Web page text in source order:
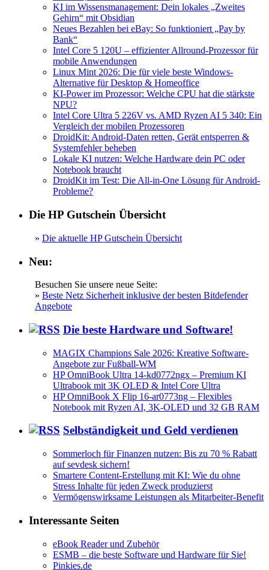
KI im Wissensmanagement: Dein lokales „Zweites
Gehirn“ mit Obsidian
Neues Bezahlen bei eBay: So funktioniert „Pay by
Bank“
Intel Core 5 120U – effizienter Allround-Prozessor für
mobile Anwendungen
Linux Mint 2026: Die für viele beste Windows-
Alternative für Desktop & Homeoffice
KI-Power im Prozessor: Welche CPU hat die stärkste
NPU?
Intel Core Ultra 5 226V vs. AMD Ryzen AI 5 340: Ein
Vergleich der mobilen Prozessoren
DroidKit: Android-Daten retten, Gerät entsperren &
Systemfehler beheben
Lokale KI nutzen: Welche Hardware dein PC oder
Notebook braucht
DroidKit im Test: Die All-in-One Lösung für Android-
Probleme?
Die HP Gutschein Übersicht
» Die aktuelle HP Gutschein Übersicht
Neu:
Besuchen Sie unsere neue Seite:
» Beste Netz Sicherheit inklusive der besten Bitdefender
Angebote
Die beste Hardware und Software!
MAGIX Champions Sale 2026: Kreative Software-
Angebote zur Fußball-WM
HP OmniBook Ultra 14-kd0772ngx – Premium KI
Ultrabook mit 3K OLED & Intel Core Ultra
HP OmniBook X Flip 16-ar0773ng – Flexibles
Notebook mit Ryzen AI, 3K-OLED und 32 GB RAM
Selbständigkeit und Geld verdienen
Sommerloch für Finanzen nutzen: Bis zu 70 % Rabatt
auf sevdesk sichern!
Smartere Content-Erstellung mit KI: Wie du ohne
Stress Inhalte für jeden Zweck produzierst
Vermögenswirksame Leistungen als Mitarbeiter-Benefit
Interessante Seiten
eBook Reader und Zubehör
ESMB – die beste Software und Hardware für Sie!
Pinkies.de